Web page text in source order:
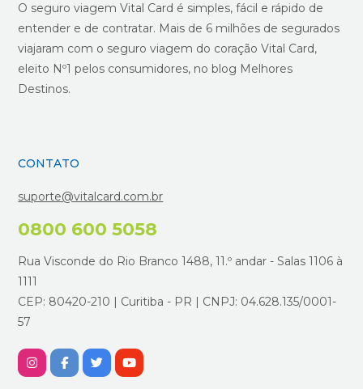
O seguro viagem Vital Card é simples, fácil e rápido de
entender e de contratar. Mais de 6 milhões de segurados
viajaram com o seguro viagem do coração Vital Card,
eleito Nº1 pelos consumidores, no blog Melhores
Destinos.
CONTATO
suporte@vitalcard.com.br
0800 600 5058
Rua Visconde do Rio Branco 1488, 11.º andar - Salas 1106 à
1111
CEP: 80420-210 | Curitiba - PR | CNPJ: 04.628.135/0001-
57